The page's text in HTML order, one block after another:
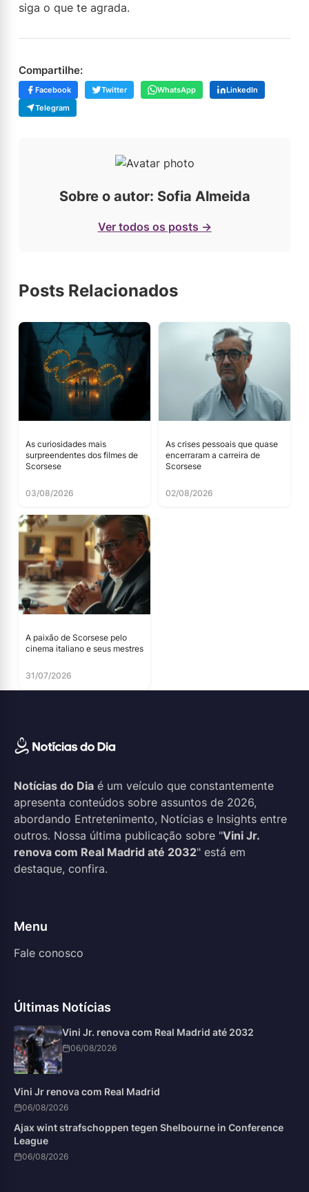
siga o que te agrada.
Compartilhe:
Facebook Twitter WhatsApp
LinkedIn
Telegram
Sobre o autor: Sofia Almeida
Ver todos os posts →
Posts Relacionados
As curiosidades mais
surpreendentes dos filmes de
Scorsese
03/08/2026
As crises pessoais que quase
encerraram a carreira de
Scorsese
02/08/2026
A paixão de Scorsese pelo
cinema italiano e seus mestres
31/07/2026
Notícias do Dia é um veículo que constantemente
apresenta conteúdos sobre assuntos de 2026,
abordando Entretenimento, Notícias e Insights entre
outros. Nossa última publicação sobre "Vini Jr.
renova com Real Madrid até 2032" está em
destaque, confira.
Menu
Fale conosco
Últimas Notícias
Vini Jr. renova com Real Madrid até 2032
06/08/2026
Vini Jr renova com Real Madrid
06/08/2026
Ajax wint strafschoppen tegen Shelbourne in Conference
League
06/08/2026